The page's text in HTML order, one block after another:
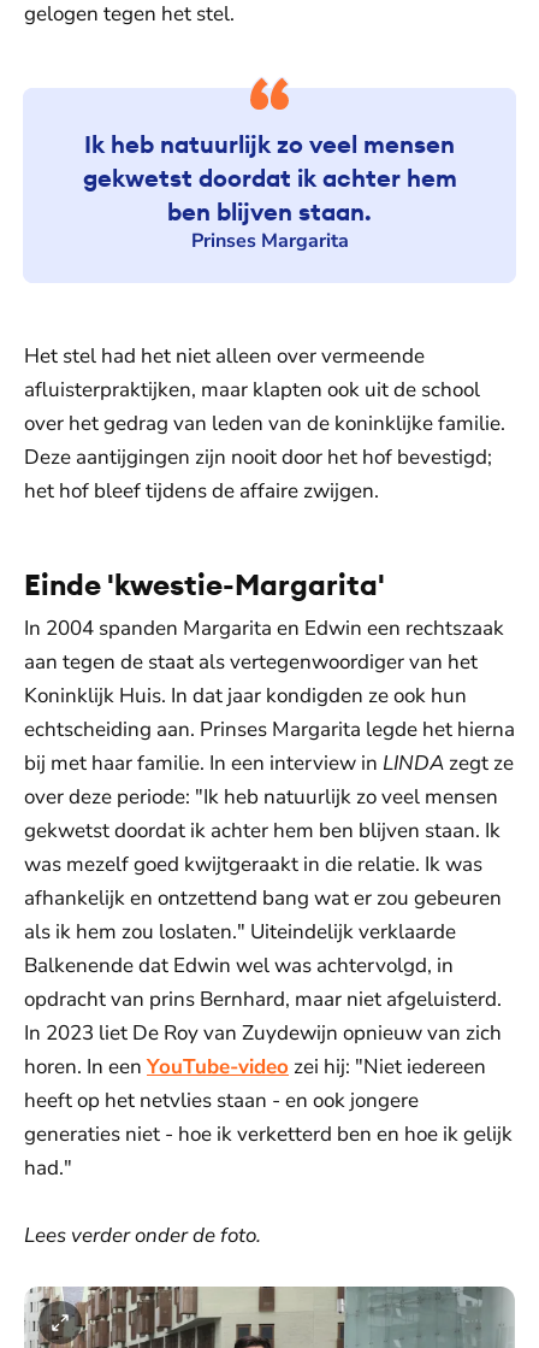
gelogen tegen het stel.
Prinses Margarita
Ik heb natuurlijk zo veel mensen
gekwetst doordat ik achter hem
ben blijven staan.
Het stel had het niet alleen over vermeende
afluisterpraktijken, maar klapten ook uit de school
over het gedrag van leden van de koninklijke familie.
Deze aantijgingen zijn nooit door het hof bevestigd;
het hof bleef tijdens de affaire zwijgen.
Einde 'kwestie-Margarita'
In 2004 spanden Margarita en Edwin een rechtszaak
aan tegen de staat als vertegenwoordiger van het
Koninklijk Huis. In dat jaar kondigden ze ook hun
echtscheiding aan. Prinses Margarita legde het hierna
bij met haar familie. In een interview in LINDA zegt ze
over deze periode: "Ik heb natuurlijk zo veel mensen
gekwetst doordat ik achter hem ben blijven staan. Ik
was mezelf goed kwijtgeraakt in die relatie. Ik was
afhankelijk en ontzettend bang wat er zou gebeuren
als ik hem zou loslaten." Uiteindelijk verklaarde
Balkenende dat Edwin wel was achtervolgd, in
opdracht van prins Bernhard, maar niet afgeluisterd.
In 2023 liet De Roy van Zuydewijn opnieuw van zich
horen. In eenYouTube-video zei hij: "Niet iedereen
heeft op het netvlies staan - en ook jongere
generaties niet - hoe ik verketterd ben en hoe ik gelijk
had."
Lees verder onder de foto.